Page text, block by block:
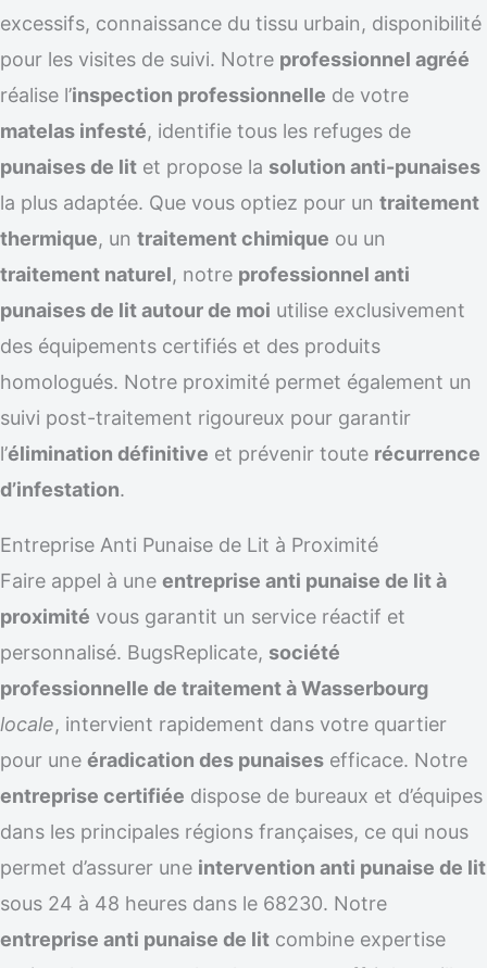
excessifs, connaissance du tissu urbain, disponibilité
pour les visites de suivi. Notre professionnel agréé
réalise l’inspection professionnelle de votre
matelas infesté, identifie tous les refuges de
punaises de lit et propose la solution anti-punaises
la plus adaptée. Que vous optiez pour un traitement
thermique, un traitement chimique ou un
traitement naturel, notre professionnel anti
punaises de lit autour de moi utilise exclusivement
des équipements certifiés et des produits
homologués. Notre proximité permet également un
suivi post-traitement rigoureux pour garantir
l’élimination définitive et prévenir toute récurrence
d’infestation.
Entreprise Anti Punaise de Lit à Proximité
Faire appel à une entreprise anti punaise de lit à
proximité vous garantit un service réactif et
personnalisé. BugsReplicate, société
professionnelle de traitement à Wasserbourg
locale, intervient rapidement dans votre quartier
pour une éradication des punaises efficace. Notre
entreprise certifiée dispose de bureaux et d’équipes
dans les principales régions françaises, ce qui nous
permet d’assurer une intervention anti punaise de lit
sous 24 à 48 heures dans le 68230. Notre
entreprise anti punaise de lit combine expertise